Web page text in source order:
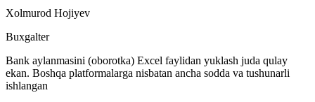
Xolmurod Hojiyev
Buxgalter
Bank aylanmasini (oborotka) Excel faylidan yuklash juda qulay
ekan. Boshqa platformalarga nisbatan ancha sodda va tushunarli
ishlangan